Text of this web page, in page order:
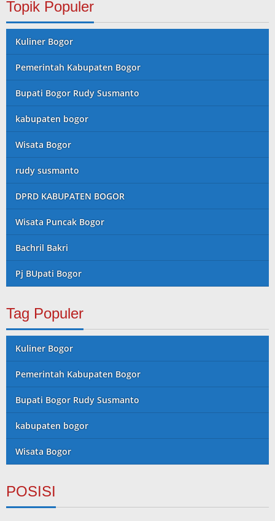
Topik Populer
Kuliner Bogor
Pemerintah Kabupaten Bogor
Bupati Bogor Rudy Susmanto
kabupaten bogor
Wisata Bogor
rudy susmanto
DPRD KABUPATEN BOGOR
Wisata Puncak Bogor
Bachril Bakri
Pj BUpati Bogor
Tag Populer
Kuliner Bogor
Pemerintah Kabupaten Bogor
Bupati Bogor Rudy Susmanto
kabupaten bogor
Wisata Bogor
POSISI